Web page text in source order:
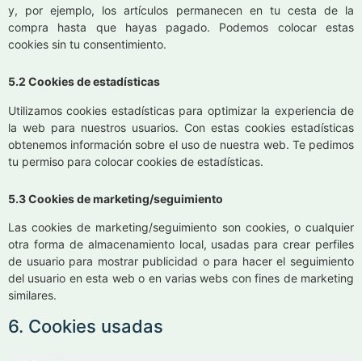
y, por ejemplo, los artículos permanecen en tu cesta de la
compra hasta que hayas pagado. Podemos colocar estas
cookies sin tu consentimiento.
5.2 Cookies de estadísticas
Utilizamos cookies estadísticas para optimizar la experiencia de
la web para nuestros usuarios. Con estas cookies estadísticas
obtenemos información sobre el uso de nuestra web. Te pedimos
tu permiso para colocar cookies de estadísticas.
5.3 Cookies de marketing/seguimiento
Las cookies de marketing/seguimiento son cookies, o cualquier
otra forma de almacenamiento local, usadas para crear perfiles
de usuario para mostrar publicidad o para hacer el seguimiento
del usuario en esta web o en varias webs con fines de marketing
similares.
6. Cookies usadas